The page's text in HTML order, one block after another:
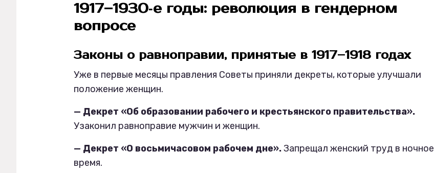
1917–1930‑е годы: революция в гендерном
вопросе
Законы о равноправии, принятые в 1917–1918 годах
Уже в первые месяцы правления Советы приняли декреты, которые улучшали
положение женщин.
— Декрет «Об образовании рабочего и крестьянского правительства».
Узаконил равноправие мужчин и женщин.
— Декрет «О восьмичасовом рабочем дне».Запрещал женский труд в ночное
время.